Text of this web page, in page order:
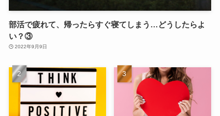
部活で疲れて、帰ったらすぐ寝てしまう…どうしたらよ
い？③
2022年9月9日